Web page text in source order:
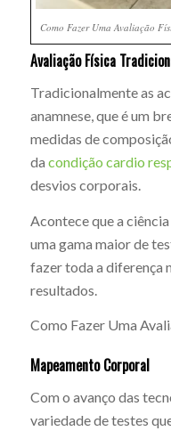
Como Fazer Uma Avaliação
Avaliação Física
Tradicionalmente as
anamnese, que é um
medidas de
da condição cardio
desvios corporais.
Acontece que a
uma gama maior de
fazer toda a diferença
resultados.
Como Fazer Uma
Mapeamento Corporal
Com o avanço das
variedade de testes